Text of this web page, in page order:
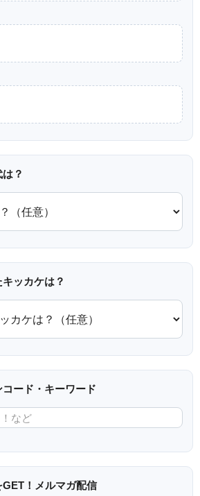
？
ッカケは？
ード・キーワード
GET！メルマガ配信